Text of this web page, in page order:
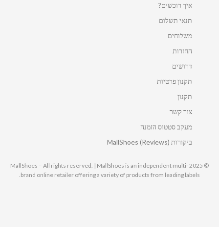
איך רוכשים?
תנאי תשלום
משלוחים
החזרות
דרושים
תקנון פרטיות
תקנון
צור קשר
מעקב סטטוס הזמנה
ביקורות MallShoes (Reviews)
© 2025 MallShoes – All rights reserved. | MallShoes is an independent multi-
brand online retailer offering a variety of products from leading labels.